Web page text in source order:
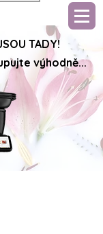
TADY!
výhodně...